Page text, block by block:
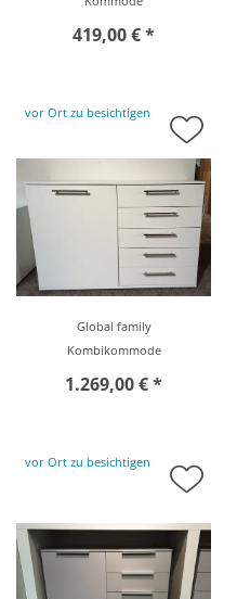
419,00 € *
vor Ort zu besichtigen
Global family
Kombikommode
1.269,00 € *
vor Ort zu besichtigen